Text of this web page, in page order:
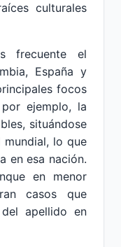
culturales
frecuente el
España y
focos
ejemplo, la
situándose
lo que
en esa nación.
en menor
casos que
apellido en